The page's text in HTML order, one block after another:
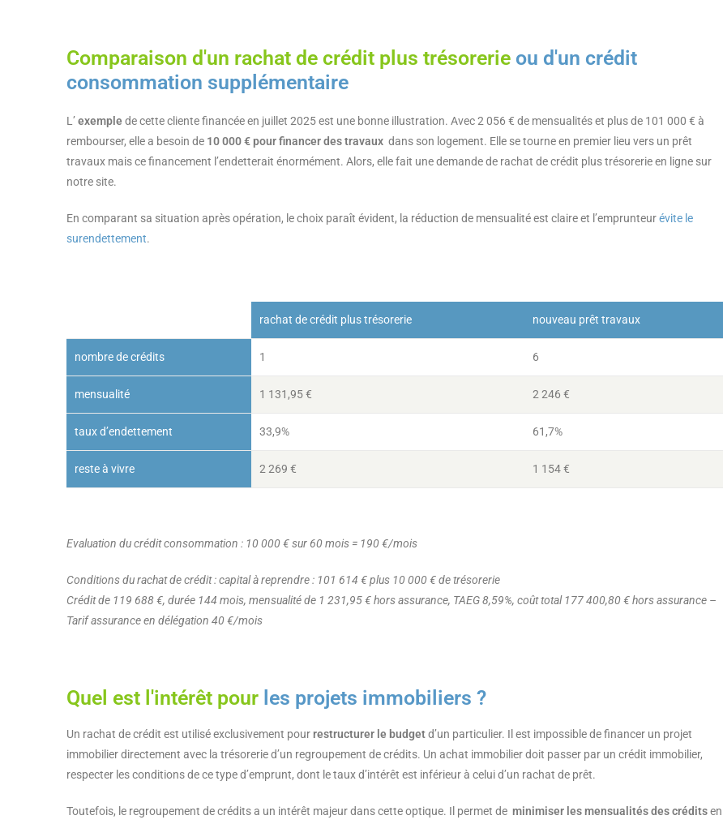
Comparaison d'un rachat de crédit plus trésorerie ou d'un crédit
consommation supplémentaire
L’exemple de cette cliente financée en juillet 2025 est une bonne illustration. Avec 2 056 € de mensualités et plus de 101 000 € à
rembourser, elle a besoin de 10 000 € pour financer des travaux dans son logement. Elle se tourne en premier lieu vers un prêt
travaux mais ce financement l’endetterait énormément. Alors, elle fait une demande de rachat de crédit plus trésorerie en ligne sur
notre site.
En comparant sa situation après opération, le choix paraît évident, la réduction de mensualité est claire et l’emprunteurévite le
surendettement.
rachat de crédit plus trésorerie nouveau prêt travaux
nombre de crédits 1 6
mensualité 1 131,95 € 2 246 €
taux d’endettement 33,9% 61,7%
reste à vivre 2 269 € 1 154 €
Evaluation du crédit consommation : 10 000 € sur 60 mois = 190 €/mois
Conditions du rachat de crédit : capital à reprendre : 101 614 € plus 10 000 € de trésorerie
Crédit de 119 688 €, durée 144 mois, mensualité de 1 231,95 € hors assurance, TAEG 8,59%, coût total 177 400,80 € hors assurance –
Tarif assurance en délégation 40 €/mois
Quel est l'intérêt pour les projets immobiliers ?
Un rachat de crédit est utilisé exclusivement pourrestructurer le budgetd’un particulier. Il est impossible de financer un projet
immobilier directement avec la trésorerie d’un regroupement de crédits. Un achat immobilier doit passer par un crédit immobilier,
respecter les conditions de ce type d’emprunt, dont le taux d’intérêt est inférieur à celui d’un rachat de prêt.
Toutefois, le regroupement de crédits a un intérêt majeur dans cette optique. Il permet de minimiser les mensualités des créditsen